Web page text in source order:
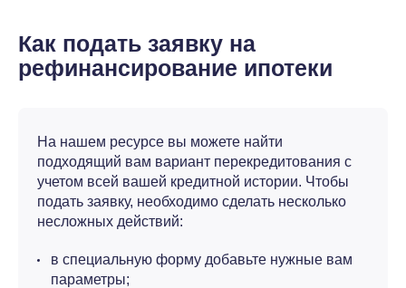
Как подать заявку на
рефинансирование ипотеки
На нашем ресурсе вы можете найти
подходящий вам вариант перекредитования с
учетом всей вашей кредитной истории. Чтобы
подать заявку, необходимо сделать несколько
несложных действий:
в специальную форму добавьте нужные вам
параметры;